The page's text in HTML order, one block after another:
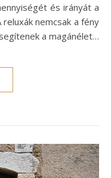
és irányát a
nemcsak a fény
a magánélet…